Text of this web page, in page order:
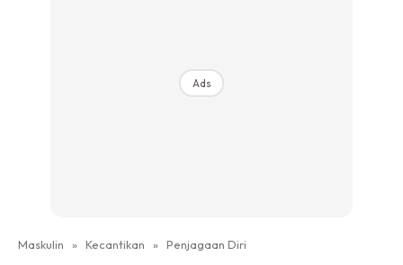
Ads
Maskulin » Kecantikan » Penjagaan Diri